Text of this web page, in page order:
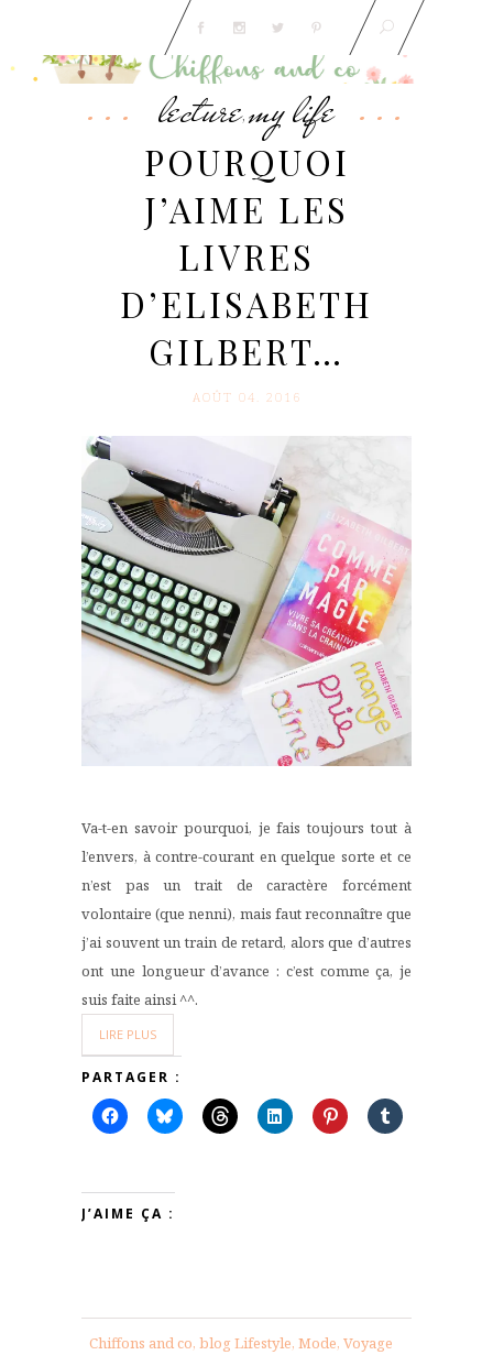
lecture,my life
POURQUOI
J’AIME LES
LIVRES
D’ELISABETH
GILBERT…
AOÛT 04. 2016
Va-t-en savoir pourquoi, je fais toujours tout à
l’envers, à contre-courant en quelque sorte et ce
n’est pas un trait de caractère forcément
volontaire (que nenni), mais faut reconnaître que
j’ai souvent un train de retard, alors que d’autres
ont une longueur d’avance : c’est comme ça, je
suis faite ainsi ^^.
LIRE PLUS
PARTAGER :
J’AIME ÇA :
Chiffons and co, blog Lifestyle, Mode, Voyage